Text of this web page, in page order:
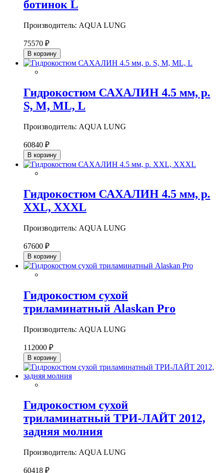
ботинок L
Производитель: AQUA LUNG
75570 ₽
В корзину
Гидрокостюм САХАЛИН 4.5 мм, р.
S, M, ML, L
Производитель: AQUA LUNG
60840 ₽
В корзину
Гидрокостюм САХАЛИН 4.5 мм, р.
XXL, XXXL
Производитель: AQUA LUNG
67600 ₽
В корзину
Гидрокостюм сухой
триламинатный Alaskan Pro
Производитель: AQUA LUNG
112000 ₽
В корзину
Гидрокостюм сухой
триламинатный ТРИ-ЛАЙТ 2012,
задняя молния
Производитель: AQUA LUNG
60418 ₽